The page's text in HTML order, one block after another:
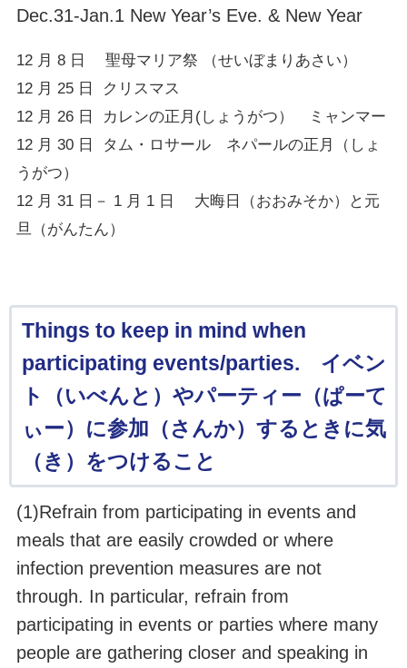
Dec.31-Jan.1 New Year’s Eve. & New Year
12 月 8 日 聖母マリア祭 （せいぼまりあさい）
12 月 25 日 クリスマス
12 月 26 日 カレンの正月(しょうがつ） ミャンマー
12 月 30 日 タム・ロサール ネパールの正月（しょ
うがつ）
12 月 31 日－ 1 月 1 日 大晦日（おおみそか）と元
旦（がんたん）
Things to keep in mind when
participating events/parties. イベン
ト（いべんと）やパーティー（ぱーて
ぃー）に参加（さんか）するときに気
（き）をつけること
(1)Refrain from participating in events and
meals that are easily crowded or where
infection prevention measures are not
through. In particular, refrain from
participating in events or parties where many
people are gathering closer and speaking in